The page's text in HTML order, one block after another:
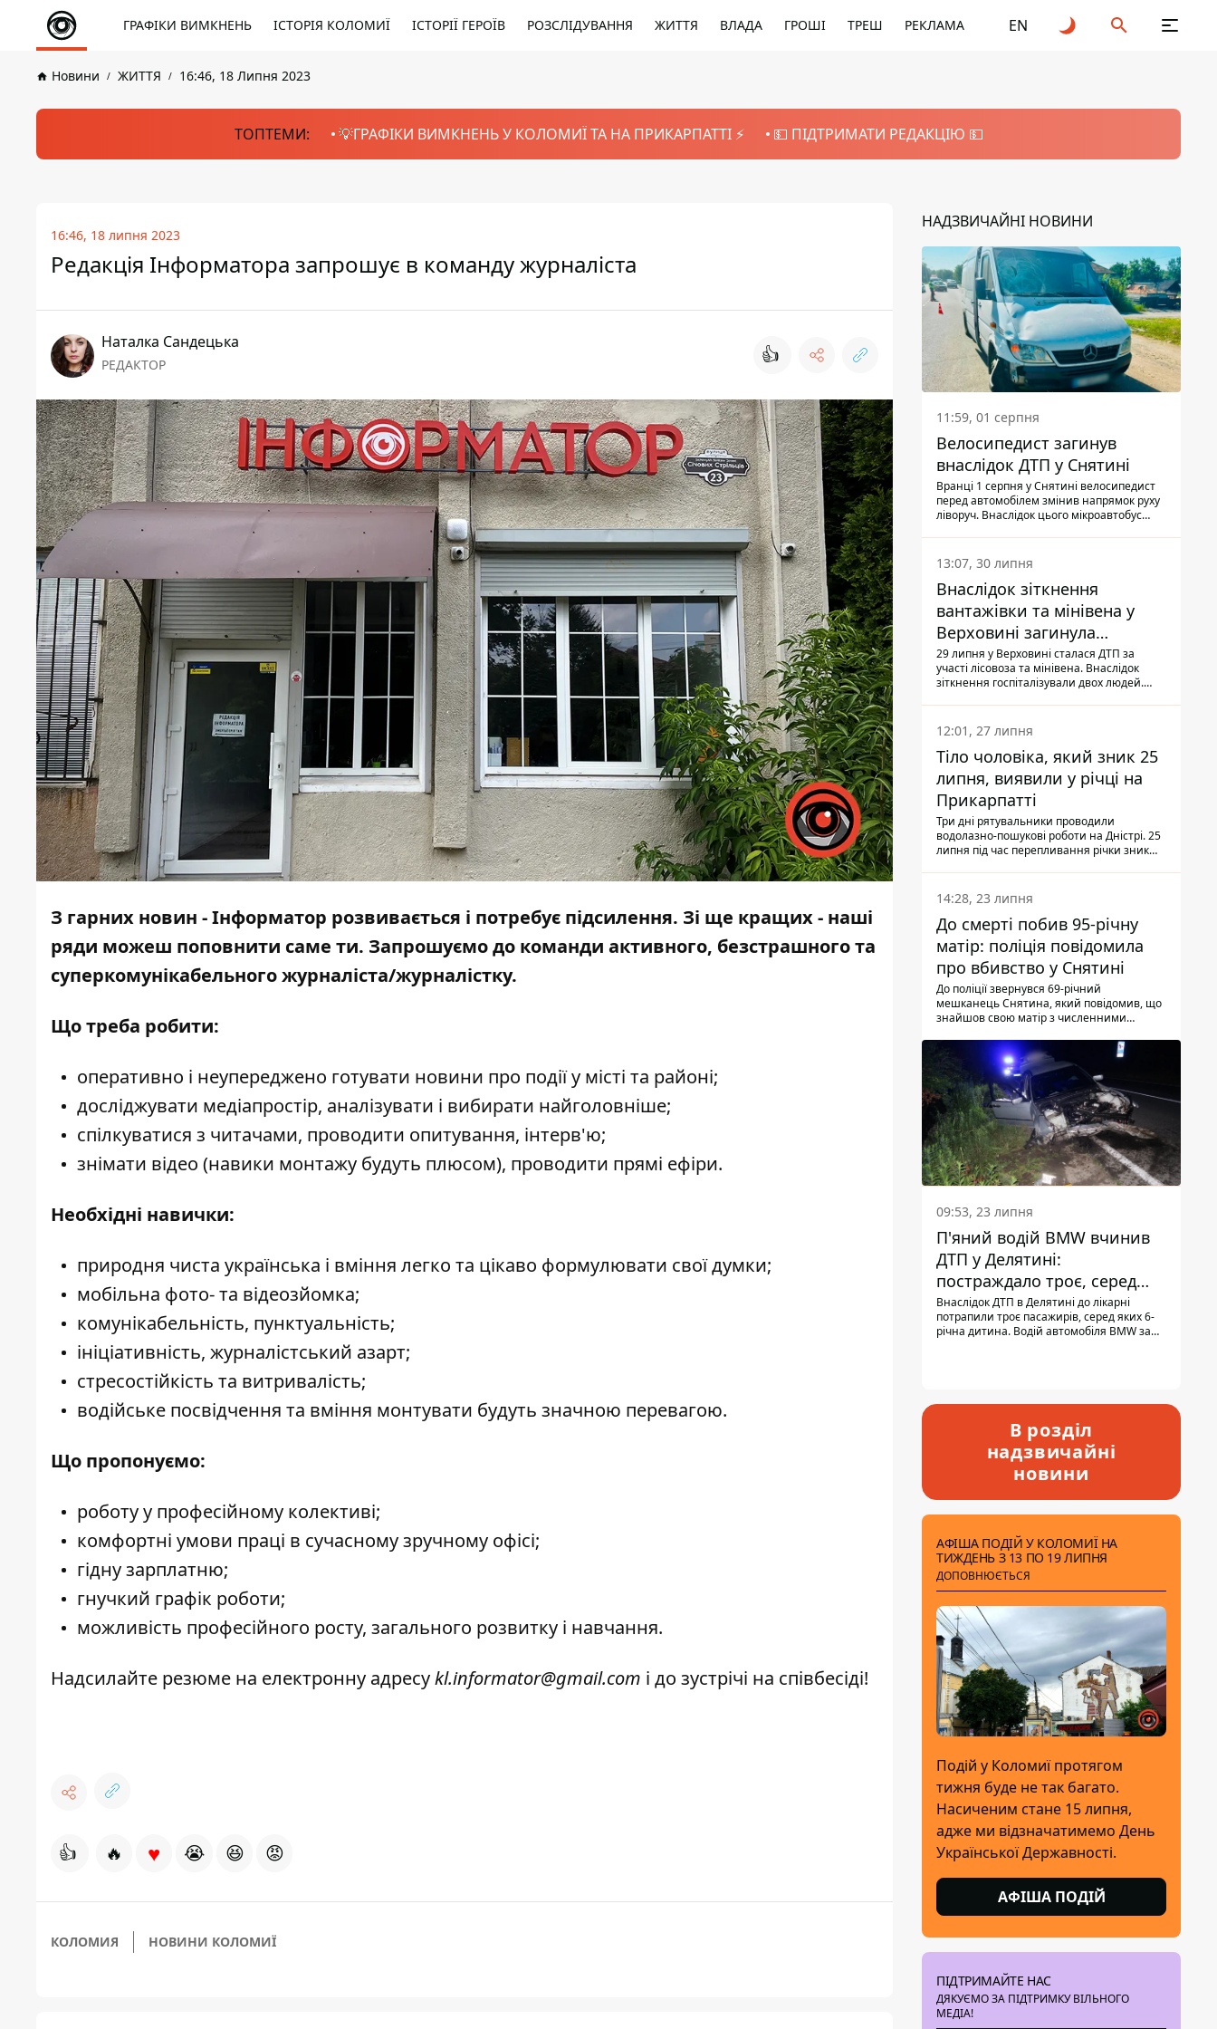
ГРАФІКИ ВИМКНЕНЬ ІСТОРІЯ КОЛОМИЇ ІСТОРІЇ ГЕРОЇВ РОЗСЛІДУВАННЯ ЖИТТЯ ВЛАДА ГРОШІ ТРЕШ РЕКЛАМА EN
Новини ЖИТТЯ 16:46, 18 Липня 2023
ТОПТЕМИ: 💡ГРАФІКИ ВИМКНЕНЬ У КОЛОМИЇ ТА НА ПРИКАРПАТТІ ⚡️ 💵 ПІДТРИМАТИ РЕДАКЦІЮ 💵
16:46, 18 липня 2023
Редакція Інформатора запрошує в команду журналіста
Наталка Сандецька
РЕДАКТОР 👍
З гарних новин -Інформатор розвивається і потребує підсилення. Зі ще кращих - наші
ряди можеш поповнити саме ти. Запрошуємо до команди активного, безстрашного та
суперкомунікабельного журналіста/журналістку.
Що треба робити:
оперативно і неупереджено готувати новини про події у місті та районі;
досліджувати медіапростір, аналізувати і вибирати найголовніше;
спілкуватися з читачами, проводити опитування, інтерв'ю;
знімати відео (навики монтажу будуть плюсом), проводити прямі ефіри.
Необхідні навички:
природня чиста українська і вміння легко та цікаво формулювати свої думки;
мобільна фото- та відеозйомка;
комунікабельність, пунктуальність;
ініціативність, журналістський азарт;
стресостійкість та витривалість;
водійське посвідчення та вміння монтувати будуть значною перевагою.
Що пропонуємо:
роботу у професійному колективі;
комфортні умови праці в сучасному зручному офісі;
гідну зарплатню;
гнучкий графік роботи;
можливість професійного росту, загального розвитку і навчання.
Надсилайте резюме на електронну адресуkl.informator@gmail.com і до зустрічі на співбесіді!
👍 🔥 ♥ 😭 😆 😡
КОЛОМИЯ НОВИНИ КОЛОМИЇ
НАДЗВИЧАЙНІ НОВИНИ
11:59, 01 серпня
Велосипедист загинув
внаслідок ДТП у Снятині
Вранці 1 серпня у Снятині велосипедист
перед автомобілем змінив напрямок руху
ліворуч. Внаслідок цього мікроавтобус
13:07, 30 липня
Внаслідок зіткнення
вантажівки та мінівена у
Верховині загинула
пасажирка, водійка - у
лікарні
29 липня у Верховині сталася ДТП за
участі лісовоза та мінівена. Внаслідок
зіткнення госпіталізували двох людей.
Також травми отримала водійка
автомобіля.
12:01, 27 липня
Тіло чоловіка, який зник 25
липня, виявили у річці на
Прикарпатті
Три дні рятувальники проводили
водолазно-пошукові роботи на Дністрі. 25
липня під час перепливання річки зник
виявили тіло.
14:28, 23 липня
До смерті побив 95-річну
матір: поліція повідомила
про вбивство у Снятині
До поліції звернувся 69-річний
мешканець Снятина, який повідомив, що
знайшов свою матір з численними
з'ясували правоохоронці, ці травми жінці
наніс її син.
09:53, 23 липня
П'яний водій BMW вчинив
ДТП у Делятині:
постраждало троє, серед
них - дитина
Внаслідок ДТП в Делятині до лікарні
потрапили троє пасажирів, серед яких 6-
річна дитина. Водій автомобіля BMW за
В розділ
надзвичайні
новини
АФІША ПОДІЙ У КОЛОМИЇ НА
ТИЖДЕНЬ З 13 ПО 19 ЛИПНЯ
ДОПОВНЮЄТЬСЯ
Подій у Коломиї протягом
тижня буде не так багато.
Насиченим стане 15 липня,
адже ми відзначатимемо День
Української Державності.
АФІША ПОДІЙ
ПІДТРИМАЙТЕ НАС
ДЯКУЄМО ЗА ПІДТРИМКУ ВІЛЬНОГО
МЕДІА!